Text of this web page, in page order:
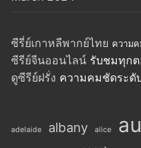
ซีรี่ย์เกาหลีพากย์ไทย ความ
ซีรีย์จีนออนไลน์ รับชมทุก
ดูซีรีย์ฝรั่ง ความคมชัดระดั
adelaide albany alice